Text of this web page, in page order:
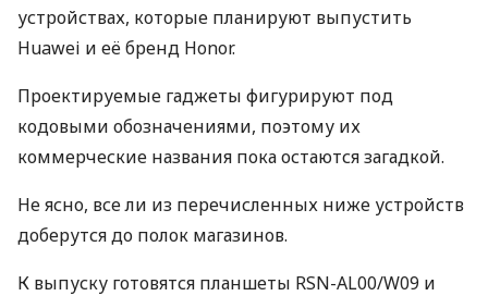
устройствах, которые планируют выпустить
Huawei и её бренд Honor.
Проектируемые гаджеты фигурируют под
кодовыми обозначениями, поэтому их
коммерческие названия пока остаются загадкой.
Не ясно, все ли из перечисленных ниже устройств
доберутся до полок магазинов.
К выпуску готовятся планшеты RSN-AL00/W09 и